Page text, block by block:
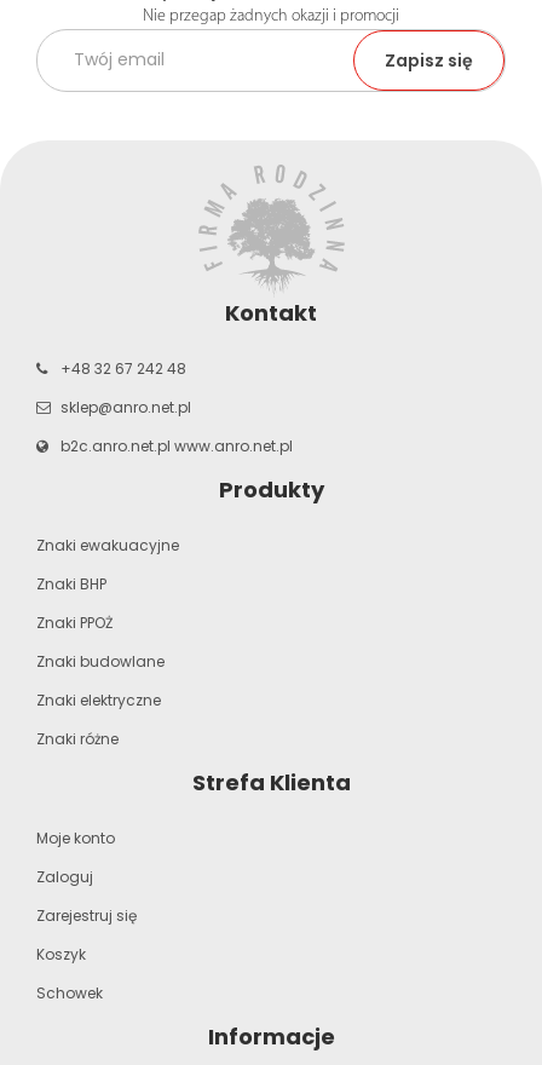
Nie przegap żadnych okazji i promocji
Kontakt
+48 32 67 242 48
sklep@anro.net.pl
b2c.anro.net.pl www.anro.net.pl
Produkty
Znaki ewakuacyjne
Znaki BHP
Znaki PPOŻ
Znaki budowlane
Znaki elektryczne
Znaki różne
Strefa Klienta
Moje konto
Zaloguj
Zarejestruj się
Koszyk
Schowek
Informacje